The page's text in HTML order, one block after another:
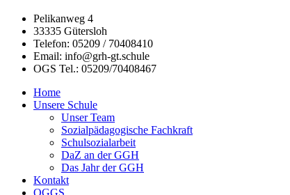
Pelikanweg 4
33335 Gütersloh
Telefon: 05209 / 70408410
Email: info@grh-gt.schule
OGS Tel.: 05209/70408467
Home
Unsere Schule
Unser Team
Sozialpädagogische Fachkraft
Schulsozialarbeit
DaZ an der GGH
Das Jahr der GGH
Kontakt
OGGS